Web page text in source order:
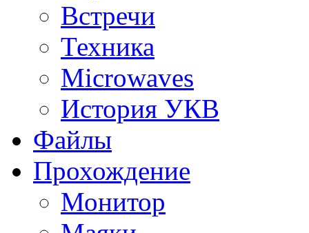
Встречи
Техника
Microwaves
История УКВ
Файлы
Прохождение
Монитор